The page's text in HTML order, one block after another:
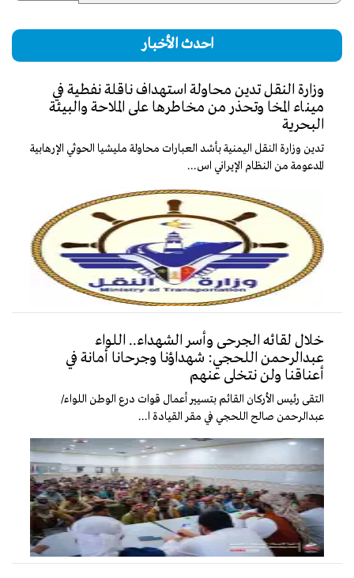
احدث الأخبار
وزارة النقل تدين محاولة استهداف ناقلة نفطية في
ميناء المخا وتحذر من مخاطرها على الملاحة والبيئة
البحرية
تدين وزارة النقل اليمنية بأشد العبارات محاولة مليشيا الحوثي الإرهابية
المدعومة من النظام الإيراني اس...
خلال لقائه الجرحى وأسر الشهداء.. اللواء
عبدالرحمن اللحجي: شهداؤنا وجرحانا أمانة في
أعناقنا ولن نتخلى عنهم
التقى رئيس الأركان القائم بتسيير أعمال قوات درع الوطن اللواء/
عبدالرحمن صالح اللحجي في مقر القيادة ا...